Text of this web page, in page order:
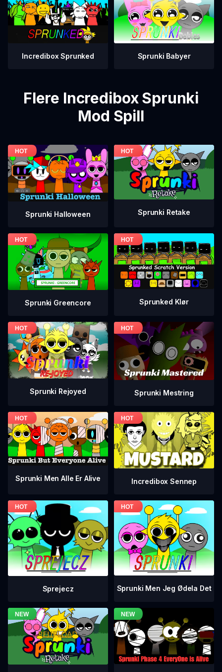
Incredibox Sprunked Sprunki Babyer
Flere Incredibox Sprunki
Mod Spill
Sprunki Halloween Sprunki Retake
Sprunki Greencore Sprunked Klør
Sprunki Rejoyed Sprunki Mestring
Sprunki Men Alle Er Alive Incredibox Sennep
Sprejecz Sprunki Men Jeg Ødela Det